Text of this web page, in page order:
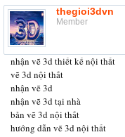
thegioi3dvn
Member
nhận vẽ 3d thiết kế nội thất
vẽ 3d nội thất
nhận vẽ 3d
nhận vẽ 3d tại nhà
bản vẽ 3d nội thất
hướng dẫn vẽ 3d nội thất